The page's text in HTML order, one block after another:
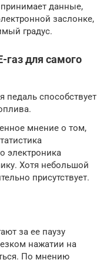
данные,
заслонке,
градус.
для самого
педаль способствует
мнение о том,
электроника
Хотя небольшой
присутствует.
за ее паузу
нажатии на
По мнению